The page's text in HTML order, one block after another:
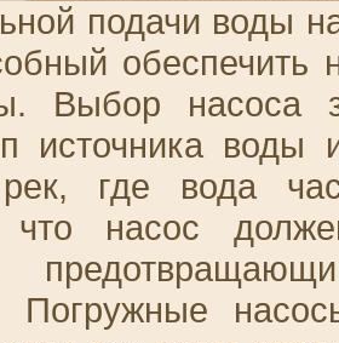
подачи воды
обеспечить
Выбор насоса
источника воды
где вода
что насос
Погружные